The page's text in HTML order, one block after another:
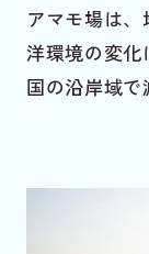
アマモ場は
洋環境の変
国の沿岸域で